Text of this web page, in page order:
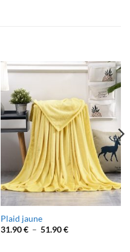
Plaid jaune
31.90€ – 51.90€Plage